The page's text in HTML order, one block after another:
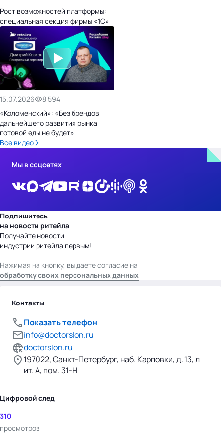
Рост возможностей платформы:
специальная секция фирмы «1С»
15.07.2026
8 594
«Коломенский»: «Без брендов
дальнейшего развития рынка
готовой еды не будет»
Все видео
Мы в соцсетях
Подпишитесь
на новости ритейла
Получайте новости
индустрии ритейла первым!
Нажимая на кнопку, вы даете согласие на
обработку своих персональных данных
Контакты
Показать телефон
info@doctorslon.ru
doctorslon.ru
197022, Санкт-Петербург, наб. Карповки, д. 13, л
ит. А, пом. 31-Н
Цифровой след
310
просмотров